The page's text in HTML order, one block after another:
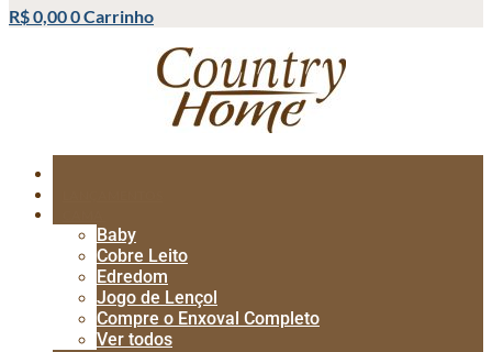
R$0,000Carrinho
Baby
Cobre Leito
Edredom
Jogo de Lençol
Compre o Enxoval Completo
Ver todos